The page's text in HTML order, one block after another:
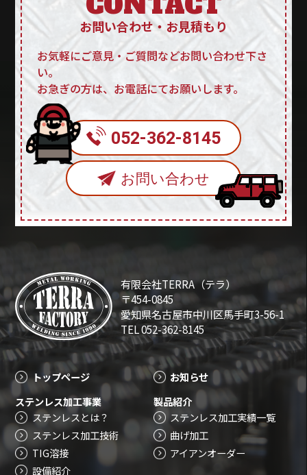
お問い合わせ・お見積もり
お気軽にご意見・ご質問などお問い合わせ下さ
い。
お急ぎの方は、お電話にてお願いします。
052-362-8145
お問い合わせ
有限会社TERRA（テラ）
〒454-0845
愛知県名古屋市中川区馬手町3-56-1
TEL 052-362-8145
トップページ
お知らせ
ステンレス加工事業
ステンレスとは？
ステンレス加工技術
TIG溶接
設備紹介
製品紹介
ステンレス加工実績一覧
曲げ加工
アイアンオーダー